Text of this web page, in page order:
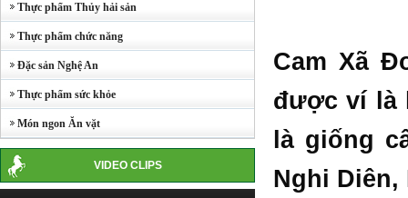
Thực phẩm Thủy hải sản
Thực phẩm chức năng
Đặc sản Nghệ An
Thực phẩm sức khỏe
Món ngon Ăn vặt
VIDEO CLIPS
Cam Xã
được ví là
là giống
Nghi